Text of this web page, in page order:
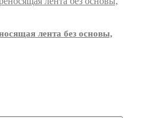
лента без основы,